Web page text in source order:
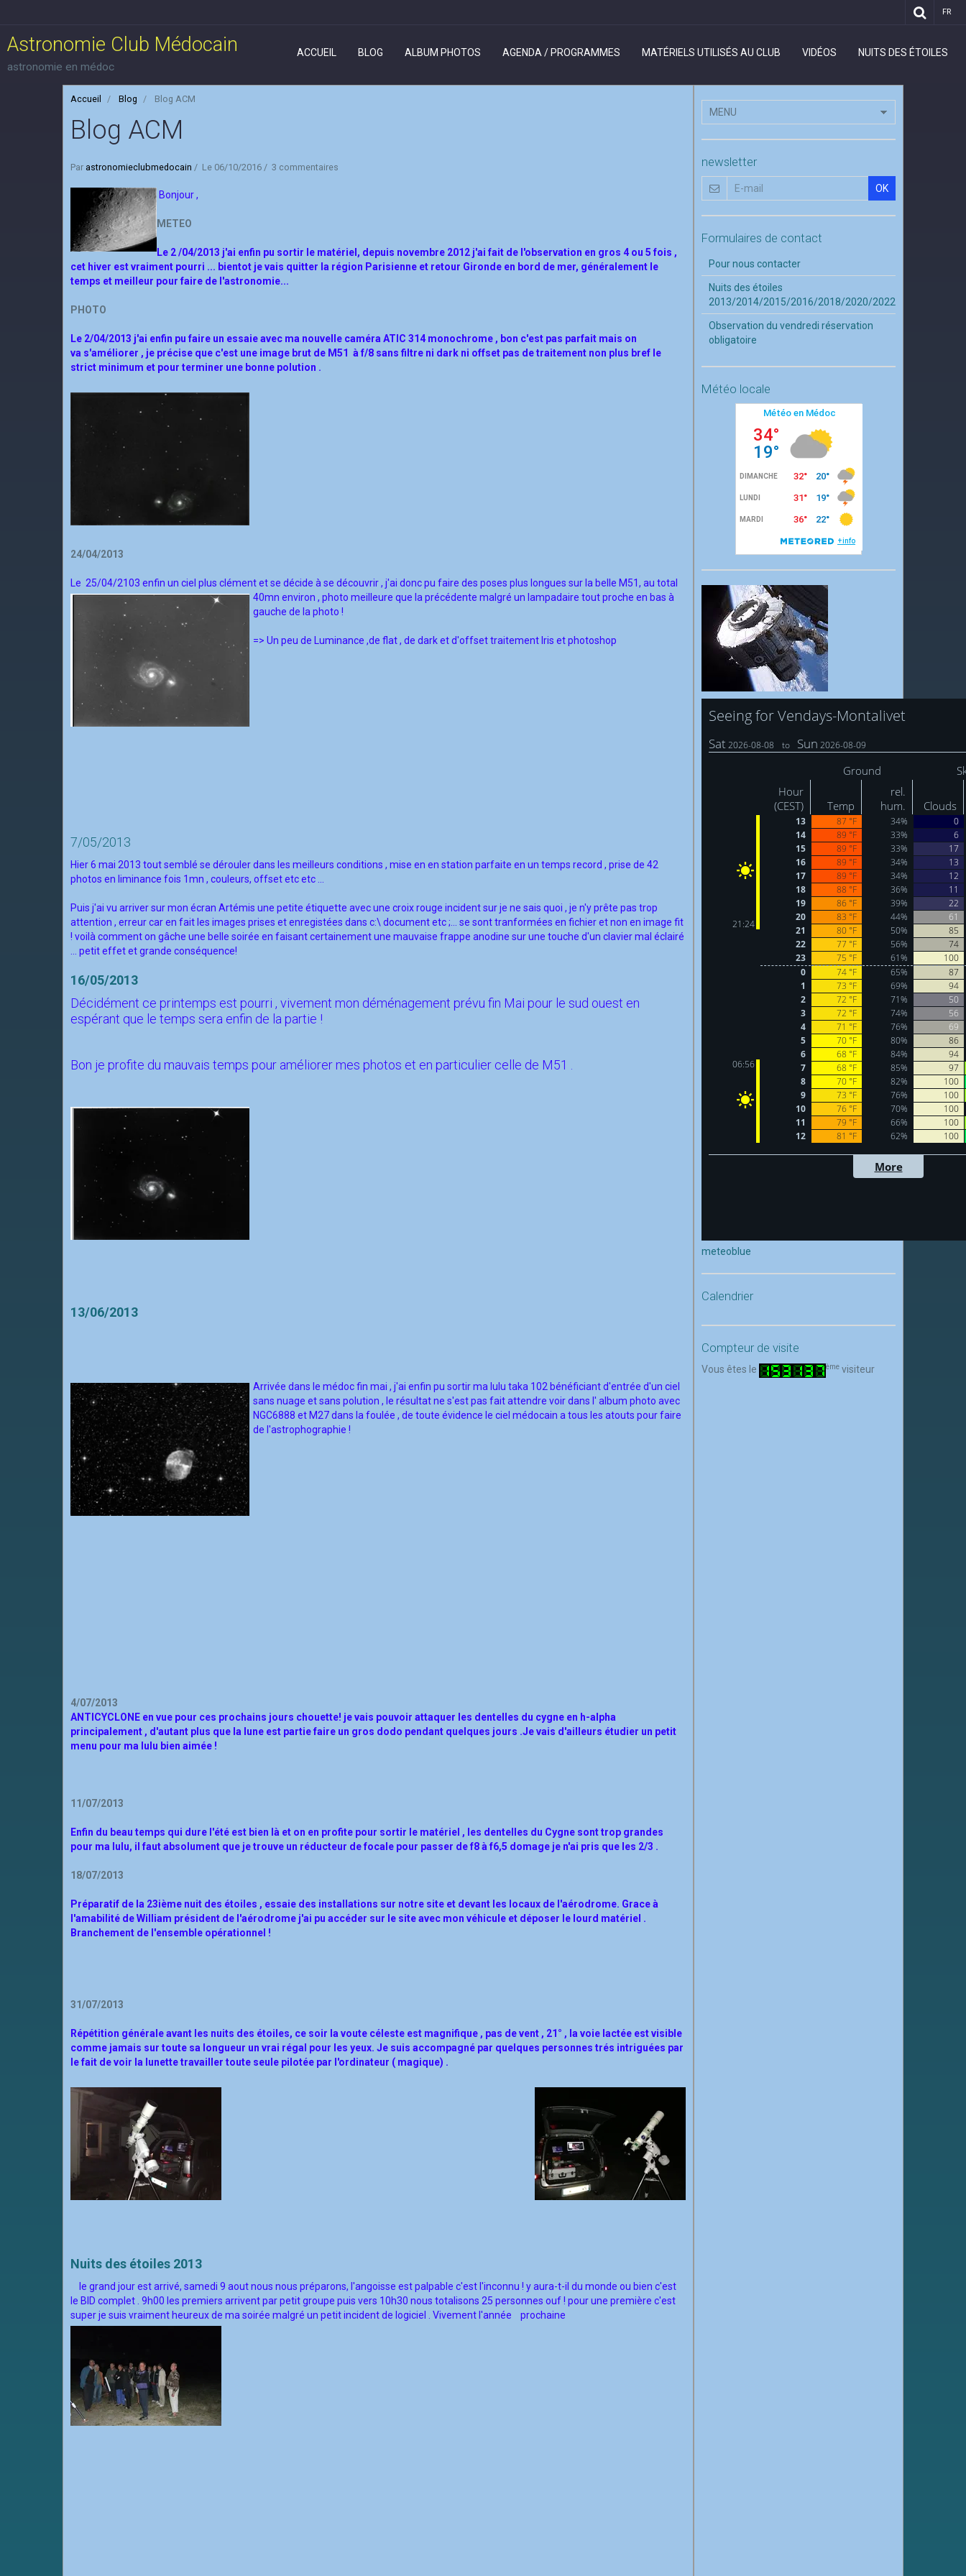
Astronomie Club Médocain
astronomie en médoc
ACCUEIL BLOG ALBUM PHOTOS AGENDA / PROGRAMMES MATÉRIELS UTILISÉS AU CLUB VIDÉOS NUITS DES ÉTOILES
FR
Accueil Blog Blog ACM
Blog ACM
Par astronomieclubmedocain Le 06/10/2016 3 commentaires
Bonjour ,
METEO
Le 2 /04/2013 j'ai enfin pu sortir le matériel, depuis novembre 2012 j'ai fait de l'observation en gros 4 ou 5 fois ,
cet hiver est vraiment pourri ... bientot je vais quitter la région Parisienne et retour Gironde en bord de mer, généralement le
temps et meilleur pour faire de l'astronomie...
PHOTO
Le 2/04/2013 j'ai enfin pu faire un essaie avec ma nouvelle caméra ATIC 314 monochrome , bon c'est pas parfait mais on
va s'améliorer , je précise que c'est une image brut de M51 à f/8 sans filtre ni dark ni offset pas de traitement non plus bref le
strict minimum et pour terminer une bonne polution .
24/04/2013
Le 25/04/2103 enfin un ciel plus clément et se décide à se découvrir , j'ai donc pu faire des poses plus longues sur la belle M51, au total
40mn environ , photo meilleure que la précédente malgré un lampadaire tout proche en bas à
gauche de la photo !
=> Un peu de Luminance ,de flat , de dark et d'offset traitement Iris et photoshop
7/05/2013
Hier 6 mai 2013 tout semblé se dérouler dans les meilleurs conditions , mise en en station parfaite en un temps record , prise de 42
photos en liminance fois 1mn , couleurs, offset etc etc ...
Puis j'ai vu arriver sur mon écran Artémis une petite étiquette avec une croix rouge incident sur je ne sais quoi , je n'y prête pas trop
attention , erreur car en fait les images prises et enregistées dans c:\ document etc ;... se sont tranformées en fichier et non en image fit
! voilà comment on gâche une belle soirée en faisant certainement une mauvaise frappe anodine sur une touche d'un clavier mal éclairé
... petit effet et grande conséquence!
16/05/2013
Décidément ce printemps est pourri , vivement mon déménagement prévu fin Mai pour le sud ouest en
espérant que le temps sera enfin de la partie !
Bon je profite du mauvais temps pour améliorer mes photos et en particulier celle de M51 .
13/06/2013
Arrivée dans le médoc fin mai , j'ai enfin pu sortir ma lulu taka 102 bénéficiant d'entrée d'un ciel
sans nuage et sans polution , le résultat ne s'est pas fait attendre voir dans l' album photo avec
NGC6888 et M27 dans la foulée , de toute évidence le ciel médocain a tous les atouts pour faire
de l'astrophographie !
4/07/2013
ANTICYCLONE en vue pour ces prochains jours chouette! je vais pouvoir attaquer les dentelles du cygne en h-alpha
principalement , d'autant plus que la lune est partie faire un gros dodo pendant quelques jours .Je vais d'ailleurs étudier un petit
menu pour ma lulu bien aimée !
11/07/2013
Enfin du beau temps qui dure l'été est bien là et on en profite pour sortir le matériel , les dentelles du Cygne sont trop grandes
pour ma lulu, il faut absolument que je trouve un réducteur de focale pour passer de f8 à f6,5 domage je n'ai pris que les 2/3 .
18/07/2013
Préparatif de la 23ième nuit des étoiles , essaie des installations sur notre site et devant les locaux de l'aérodrome. Grace à
l'amabilité de William président de l'aérodrome j'ai pu accéder sur le site avec mon véhicule et déposer le lourd matériel .
Branchement de l'ensemble opérationnel !
31/07/2013
Répétition générale avant les nuits des étoiles, ce soir la voute céleste est magnifique , pas de vent , 21° , la voie lactée est visible
comme jamais sur toute sa longueur un vrai régal pour les yeux. Je suis accompagné par quelques personnes trés intriguées par
le fait de voir la lunette travailler toute seule pilotée par l'ordinateur ( magique) .
Nuits des étoiles 2013
le grand jour est arrivé, samedi 9 aout nous nous préparons, l'angoisse est palpable c'est l'inconnu ! yaura-t-il du monde ou bien c'est
le BID complet . 9h00 les premiers arrivent par petit groupe puis vers 10h30 nous totalisons 25 personnes ouf ! pour une première c'est
super je suis vraiment heureux de ma soirée malgré un petit incident de logiciel . Vivement l'année prochaine
newsletter
OK
Formulaires de contact
Pour nous contacter
Nuits des étoiles
2013/2014/2015/2016/2018/2020/2022
Observation du vendredi réservation
obligatoire
Météo locale
meteoblue
Calendrier
Compteur de visite
Vous êtes le èmevisiteur